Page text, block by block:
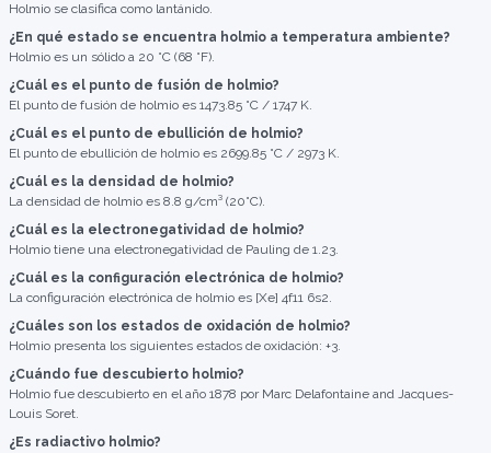
Holmio se clasifica como lantánido.
¿En qué estado se encuentra holmio a temperatura ambiente?
Holmio es un sólido a 20 °C (68 °F).
¿Cuál es el punto de fusión de holmio?
El punto de fusión de holmio es 1473.85 °C / 1747 K.
¿Cuál es el punto de ebullición de holmio?
El punto de ebullición de holmio es 2699.85 °C / 2973 K.
¿Cuál es la densidad de holmio?
La densidad de holmio es 8.8 g/cm³ (20°C).
¿Cuál es la electronegatividad de holmio?
Holmio tiene una electronegatividad de Pauling de 1.23.
¿Cuál es la configuración electrónica de holmio?
La configuración electrónica de holmio es [Xe] 4f11 6s2.
¿Cuáles son los estados de oxidación de holmio?
Holmio presenta los siguientes estados de oxidación: +3.
¿Cuándo fue descubierto holmio?
Holmio fue descubierto en el año 1878 por Marc Delafontaine and Jacques-
Louis Soret.
¿Es radiactivo holmio?